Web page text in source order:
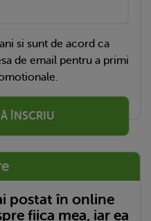
si sunt de acord ca
de email pentru a primi
ÎNSCRIU
postat în online
fiica mea, iar ea